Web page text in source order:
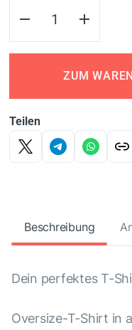
ZUM
Teilen
Beschreibung
Dein perfektes T-
Oversize-T-Shirt in